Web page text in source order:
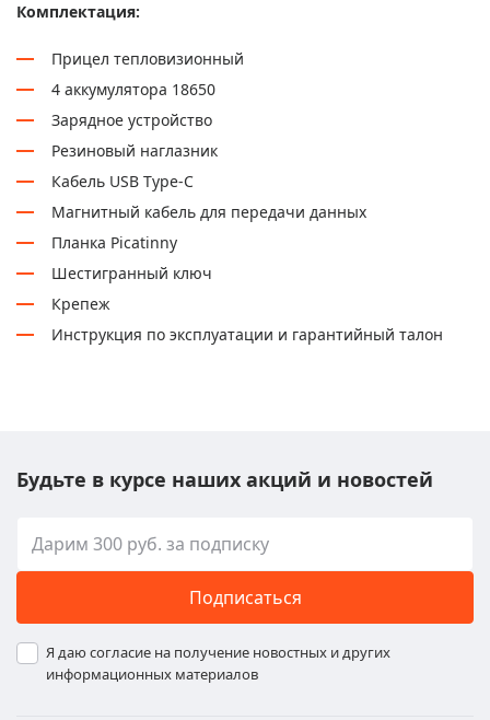
Комплектация:
Прицел тепловизионный
4 аккумулятора 18650
Зарядное устройство
Резиновый наглазник
Кабель USB Type-C
Магнитный кабель для передачи данных
Планка Picatinny
Шестигранный ключ
Крепеж
Инструкция по эксплуатации и гарантийный талон
Будьте в курсе наших акций и новостей
Подписаться
Я даю согласие на получение новостных и других
информационных материалов